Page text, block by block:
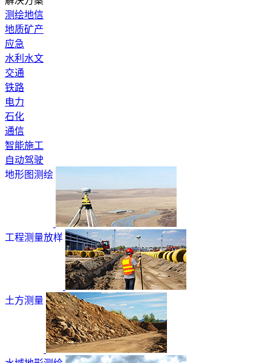
测绘地信
地质矿产
应急
水利水文
交通
铁路
电力
石化
通信
智能施工
自动驾驶
地形图测绘
工程测量放样
土方测量